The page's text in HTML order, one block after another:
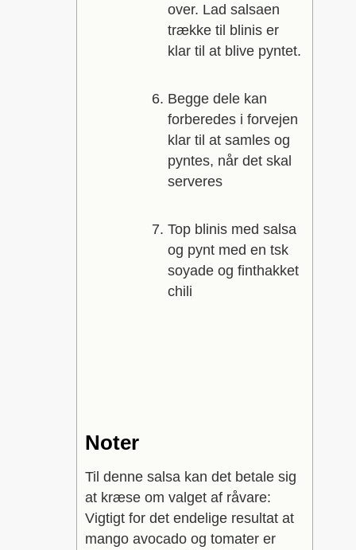
over. Lad salsaen
trække til blinis er
klar til at blive pyntet.
Begge dele kan
forberedes i forvejen
klar til at samles og
pyntes, når det skal
serveres
Top blinis med salsa
og pynt med en tsk
soyade og finthakket
chili
Noter
Til denne salsa kan det betale sig
at kræse om valget af råvare:
Vigtigt for det endelige resultat at
mango avocado og tomater er